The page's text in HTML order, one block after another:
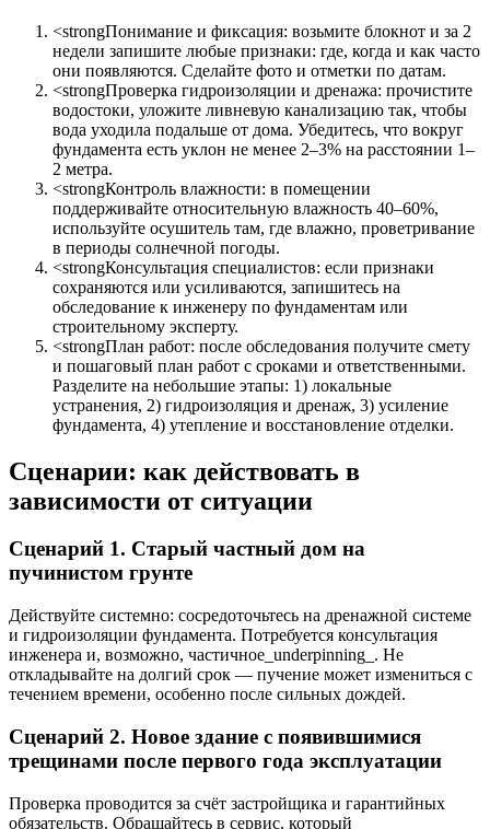
<strongПонимание и фиксация: возьмите блокнот и за 2
недели запишите любые признаки: где, когда и как часто
они появляются. Сделайте фото и отметки по датам.
<strongПроверка гидроизоляции и дренажа: прочистите
водостоки, уложите ливневую канализацию так, чтобы
вода уходила подальше от дома. Убедитесь, что вокруг
фундамента есть уклон не менее 2–3% на расстоянии 1–
2 метра.
<strongКонтроль влажности: в помещении
поддерживайте относительную влажность 40–60%,
используйте осушитель там, где влажно, проветривание
в периоды солнечной погоды.
<strongКонсультация специалистов: если признаки
сохраняются или усиливаются, запишитесь на
обследование к инженеру по фундаментам или
строительному эксперту.
<strongПлан работ: после обследования получите смету
и пошаговый план работ с сроками и ответственными.
Разделите на небольшие этапы: 1) локальные
устранения, 2) гидроизоляция и дренаж, 3) усиление
фундамента, 4) утепление и восстановление отделки.
Сценарии: как действовать в
зависимости от ситуации
Сценарий 1. Старый частный дом на
пучинистом грунте
Действуйте системно: сосредоточьтесь на дренажной системе
и гидроизоляции фундамента. Потребуется консультация
инженера и, возможно, частичное_underpinning_. Не
откладывайте на долгий срок — пучение может измениться с
течением времени, особенно после сильных дождей.
Сценарий 2. Новое здание с появившимися
трещинами после первого года эксплуатации
Проверка проводится за счёт застройщика и гарантийных
обязательств. Обращайтесь в сервис, который